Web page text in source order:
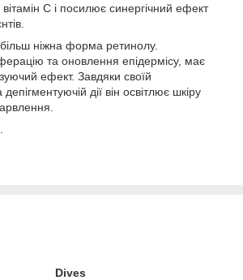
вітамін С і посилює синергічний ефект
ніжна форма ретинолу.
та оновлення епідермісу, має
ефект. Завдяки своїй
депігментуючій дії він освітлює шкіру
Dives